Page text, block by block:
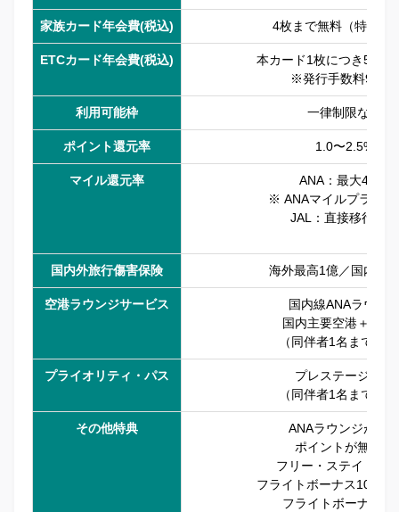
家族カード年会費(税込) 4枚まで無料（特典あ
ETCカード年会費(税込)
本カード1枚につき5枚ま
※発行手数料935円
利用可能枠 一律制限なし
ポイント還元率 1.0〜2.5%
マイル還元率
ANA：最大4.5%
※ ANAマイルプラス加
JAL：直接移行不可
国内外旅行傷害保険 海外最高1億／国内最
空港ラウンジサービス
国内線ANAラウン
国内主要空港＋ハワ
（同伴者1名まで無
プライオリティ・パス
プレステージ会員
（同伴者1名まで無
その他特典
ANAラウンジが無
ポイントが無期限
フリー・ステイ・ギ
フライトボーナス10.000
フライトボーナス